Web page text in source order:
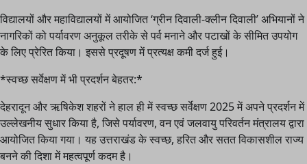
विद्यालयों और महाविद्यालयों में आयोजित ‘ग्रीन दिवाली-क्लीन दिवाली’ अभियानों ने
नागरिकों को पर्यावरण अनुकूल तरीके से पर्व मनाने और पटाखों के सीमित उपयोग
के लिए प्रेरित किया। इससे प्रदूषण में प्रत्यक्ष कमी दर्ज हुई।
*स्वच्छ सर्वेक्षण में भी प्रदर्शन बेहतर:*
देहरादून और ऋषिकेश शहरों ने हाल ही में स्वच्छ सर्वेक्षण 2025 में अपने प्रदर्शन में
उल्लेखनीय सुधार किया है, जिसे पर्यावरण, वन एवं जलवायु परिवर्तन मंत्रालय द्वारा
आयोजित किया गया। यह उत्तराखंड के स्वच्छ, हरित और सतत विकासशील राज्य
बनने की दिशा में महत्वपूर्ण कदम है।